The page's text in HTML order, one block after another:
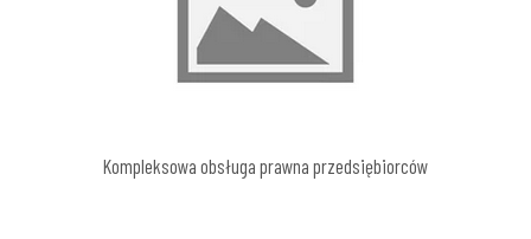
Kompleksowa obsługa prawna przedsiębiorców